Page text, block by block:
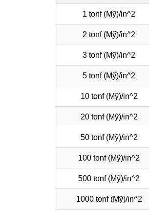
1 tonf (Mỹ)/in^2
2 tonf (Mỹ)/in^2
3 tonf (Mỹ)/in^2
5 tonf (Mỹ)/in^2
10 tonf (Mỹ)/in^2
20 tonf (Mỹ)/in^2
50 tonf (Mỹ)/in^2
100 tonf (Mỹ)/in^2
500 tonf (Mỹ)/in^2
1000 tonf (Mỹ)/in^2